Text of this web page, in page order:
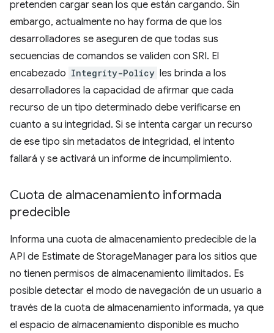
pretenden cargar sean los que están cargando. Sin
embargo, actualmente no hay forma de que los
desarrolladores se aseguren de que todas sus
secuencias de comandos se validen con SRI. El
encabezado Integrity-Policy les brinda a los
desarrolladores la capacidad de afirmar que cada
recurso de un tipo determinado debe verificarse en
cuanto a su integridad. Si se intenta cargar un recurso
de ese tipo sin metadatos de integridad, el intento
fallará y se activará un informe de incumplimiento.
Cuota de almacenamiento informada
predecible
Informa una cuota de almacenamiento predecible de la
API de Estimate de StorageManager para los sitios que
no tienen permisos de almacenamiento ilimitados. Es
posible detectar el modo de navegación de un usuario a
través de la cuota de almacenamiento informada, ya que
el espacio de almacenamiento disponible es mucho